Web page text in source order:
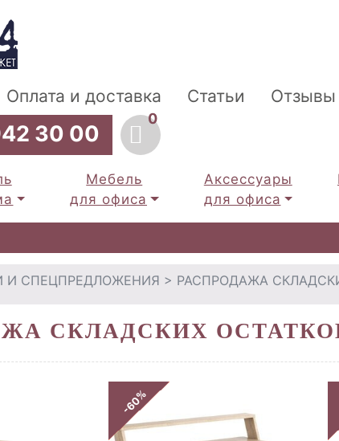
Оплата и доставка Статьи Отзывы
30 00
0
Мебель
для офиса
Аксессуары
для офиса
И СПЕЦПРЕДЛОЖЕНИЯ > РАСПРОДАЖА
СКЛАДСКИХ
-60%